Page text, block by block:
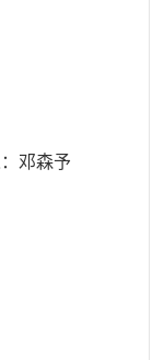
：邓森予